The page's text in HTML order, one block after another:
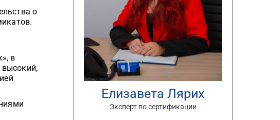
о
в
Елизавета Лярих
Эксперт по сертификации